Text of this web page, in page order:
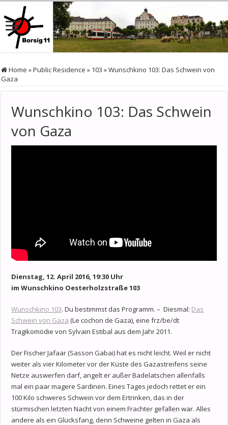
Home »Public Residence » 103 »Wunschkino 103: Das Schwein von
Gaza
Wunschkino 103: Das Schwein
von Gaza
Dienstag, 12. April 2016, 19:30 Uhr
im Wunschkino Oesterholzstraße 103
Wunschkino 103. Du bestimmst das Programm. – Diesmal: Das
Schwein von Gaza (Le cochon de Gaza), eine frz/be/dt
Tragikomödie von Sylvain Estibal aus dem Jahr 2011.
Der Fischer Jafaar (Sasson Gabai) hat es nicht leicht. Weil er nicht
weiter als vier Kilometer vor der Küste des Gazastreifens seine
Netze auswerfen darf, angelt er außer Badelatschen allenfalls
mal ein paar magere Sardinen. Eines Tages jedoch rettet er ein
100 Kilo schweres Schwein vor dem Ertrinken, das in der
stürmischen letzten Nacht von einem Frachter gefallen war. Alles
andere als ein Glücksfang, denn Schweine gelten in Gaza als